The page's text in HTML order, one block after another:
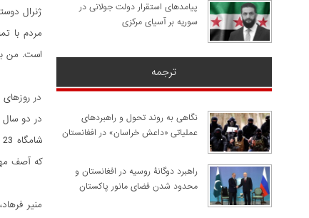
ژنرال
مردم با
است. من
در
در دو سال
که آصف
منیر
پیامدهای استقرار دولت جولانی در
سوریه بر آسیای مرکزی
ترجمه
نگاهی به روند تحول و راهبردهای
عملیاتی «داعش خراسان» در افغانستان
راهبرد دوگانۀ روسیه در افغانستان و
محدود شدن فضای مانور پاکستان